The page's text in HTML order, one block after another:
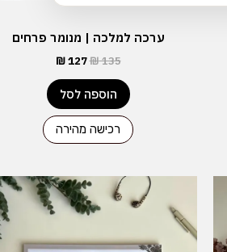
ערכה למלכה | מנומר פרחים
₪135
₪127
הוספה לסל
רכישה מהירה
למוצר
זה
מספר